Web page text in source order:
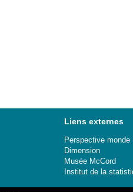
Liens externes
Perspective monde
Dimension
Musée McCord
Institut de la